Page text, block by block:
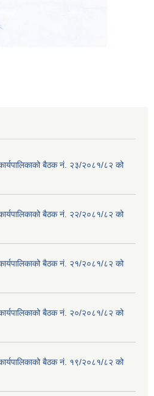
बैठक नं. २३/२०८१/८२ को
बैठक नं. २२/२०८१/८२ को
बैठक नं. २१/२०८१/८२ को
बैठक नं. २०/२०८१/८२ को
बैठक नं. १९/२०८१/८२ को